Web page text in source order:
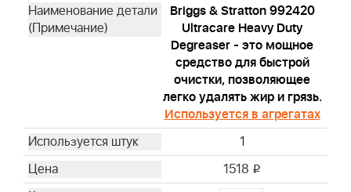
Briggs & Stratton 992420
Ultracare Heavy Duty
Degreaser - это мощное
средство для быстрой
очистки, позволяющее
легко удалять жир и грязь.
Используется в агрегатах
1
1518 i